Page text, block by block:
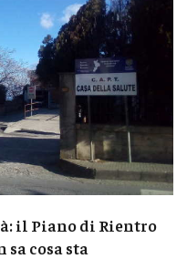
il Piano di Rientro
cosa sta